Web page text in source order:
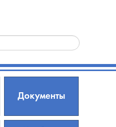
Документы